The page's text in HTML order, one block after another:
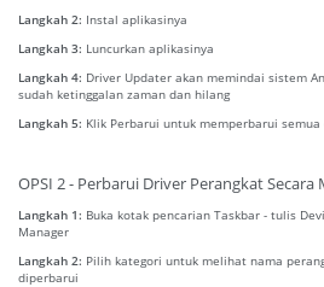
Langkah 2: Instal aplikasinya
Langkah 3: Luncurkan aplikasinya
Langkah 4: Driver Updater akan memindai sistem
sudah ketinggalan zaman dan hilang
Langkah 5: Klik Perbarui untuk memperbarui
OPSI 2 - Perbarui Driver Perangkat Secara
Langkah 1: Buka kotak pencarian Taskbar - tulis
Manager
Langkah 2: Pilih kategori untuk melihat nama
diperbarui